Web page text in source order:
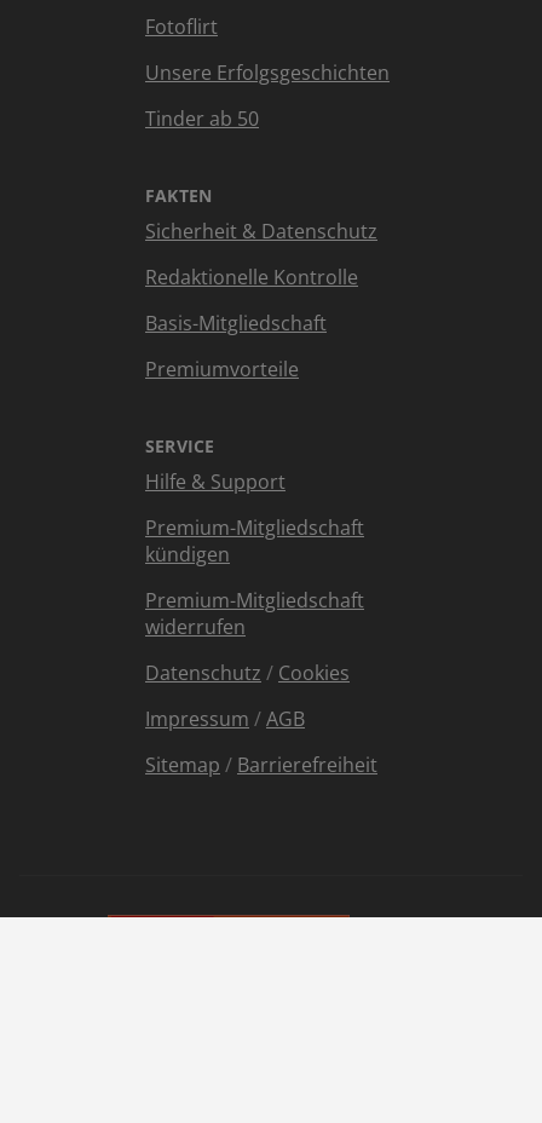
Fotoflirt
Unsere Erfolgsgeschichten
Tinder ab 50
FAKTEN
Sicherheit & Datenschutz
Redaktionelle Kontrolle
Basis-Mitgliedschaft
Premiumvorteile
SERVICE
Hilfe & Support
Premium-Mitgliedschaft
kündigen
Premium-Mitgliedschaft
widerrufen
Datenschutz / Cookies
Impressum /AGB
Sitemap / Barrierefreiheit